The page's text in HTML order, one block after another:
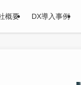
概要 DX導入事例